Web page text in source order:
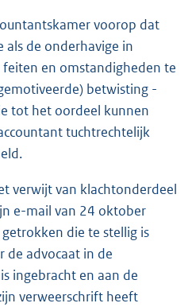
voorop dat
als de onderhavige in
feiten en omstandigheden te
betwisting -
tot het oordeel kunnen
tuchtrechtelijk
van klachtonderdeel
e-mail van 24 oktober
die te stellig is
de advocaat in de
ingebracht en aan de
verweerschrift heeft